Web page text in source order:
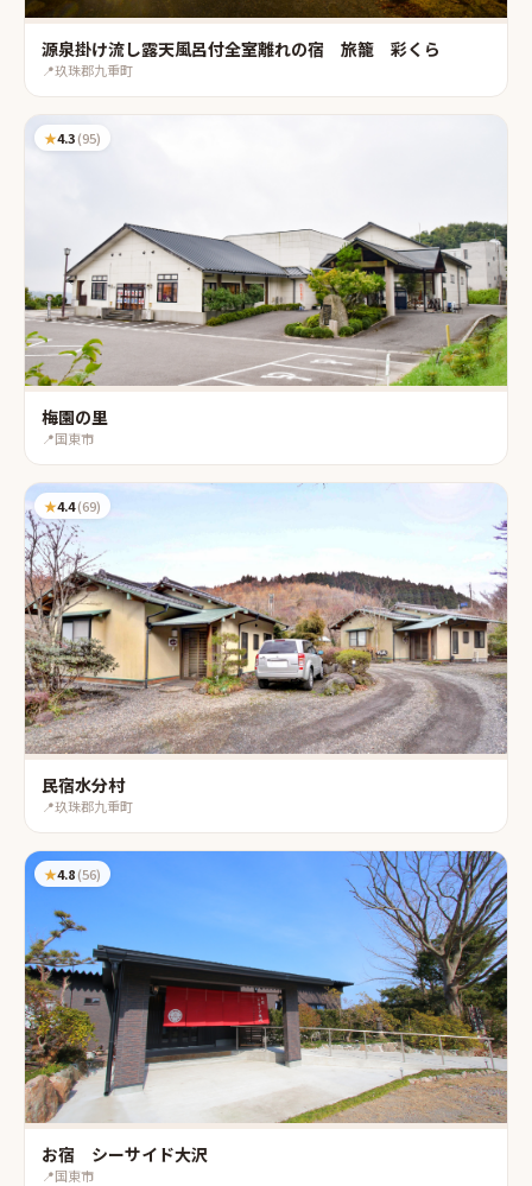
源泉掛け流し露天風呂付全室離れの宿 旅籠 彩くら
📍玖珠郡九重町
★4.3(95)
梅園の里
📍国東市
★4.4(69)
民宿水分村
📍玖珠郡九重町
★4.8(56)
お宿 シーサイド大沢
📍国東市